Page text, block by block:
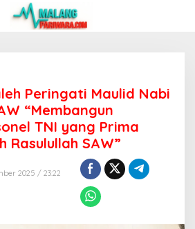
Peringati Maulid Nabi
“Membangun
TNI yang Prima
Rasulullah SAW”
2025 / 23:22